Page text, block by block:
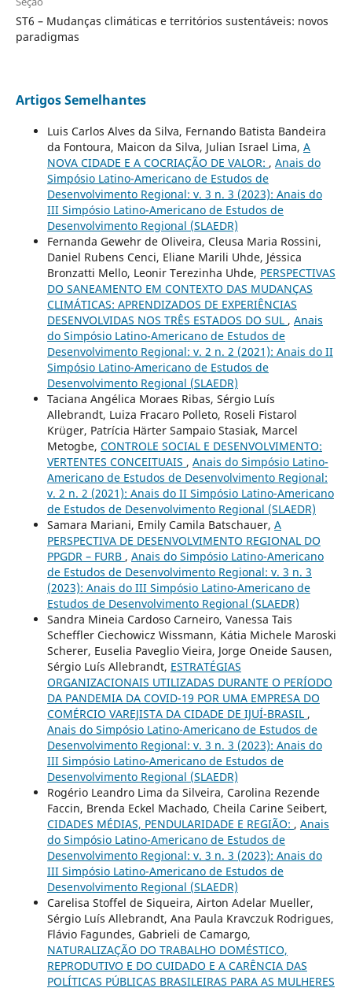
ST6 – Mudanças climáticas e territórios sustentáveis: novos
paradigmas
Artigos Semelhantes
Luis Carlos Alves da Silva, Fernando Batista Bandeira
da Fontoura, Maicon da Silva, Julian Israel Lima, A
NOVA CIDADE E A COCRIAÇÃO DE VALOR: , Anais do
Simpósio Latino-Americano de Estudos de
Desenvolvimento Regional: v. 3 n. 3 (2023): Anais do
III Simpósio Latino-Americano de Estudos de
Desenvolvimento Regional (SLAEDR)
Fernanda Gewehr de Oliveira, Cleusa Maria Rossini,
Daniel Rubens Cenci, Eliane Marili Uhde, Jéssica
Bronzatti Mello, Leonir Terezinha Uhde, PERSPECTIVAS
DO SANEAMENTO EM CONTEXTO DAS MUDANÇAS
CLIMÁTICAS: APRENDIZADOS DE EXPERIÊNCIAS
DESENVOLVIDAS NOS TRÊS ESTADOS DO SUL , Anais
do Simpósio Latino-Americano de Estudos de
Desenvolvimento Regional: v. 2 n. 2 (2021): Anais do II
Simpósio Latino-Americano de Estudos de
Desenvolvimento Regional (SLAEDR)
Taciana Angélica Moraes Ribas, Sérgio Luís
Allebrandt, Luiza Fracaro Polleto, Roseli Fistarol
Krüger, Patrícia Härter Sampaio Stasiak, Marcel
Metogbe, CONTROLE SOCIAL E DESENVOLVIMENTO:
VERTENTES CONCEITUAIS , Anais do Simpósio Latino-
Americano de Estudos de Desenvolvimento Regional:
v. 2 n. 2 (2021): Anais do II Simpósio Latino-Americano
de Estudos de Desenvolvimento Regional (SLAEDR)
Samara Mariani, Emily Camila Batschauer, A
PERSPECTIVA DE DESENVOLVIMENTO REGIONAL DO
PPGDR – FURB , Anais do Simpósio Latino-Americano
de Estudos de Desenvolvimento Regional: v. 3 n. 3
(2023): Anais do III Simpósio Latino-Americano de
Estudos de Desenvolvimento Regional (SLAEDR)
Sandra Mineia Cardoso Carneiro, Vanessa Tais
Scheffler Ciechowicz Wissmann, Kátia Michele Maroski
Scherer, Euselia Paveglio Vieira, Jorge Oneide Sausen,
Sérgio Luís Allebrandt, ESTRATÉGIAS
ORGANIZACIONAIS UTILIZADAS DURANTE O PERÍODO
DA PANDEMIA DA COVID-19 POR UMA EMPRESA DO
COMÉRCIO VAREJISTA DA CIDADE DE IJUÍ-BRASIL ,
Anais do Simpósio Latino-Americano de Estudos de
Desenvolvimento Regional: v. 3 n. 3 (2023): Anais do
III Simpósio Latino-Americano de Estudos de
Desenvolvimento Regional (SLAEDR)
Rogério Leandro Lima da Silveira, Carolina Rezende
Faccin, Brenda Eckel Machado, Cheila Carine Seibert,
CIDADES MÉDIAS, PENDULARIDADE E REGIÃO: , Anais
do Simpósio Latino-Americano de Estudos de
Desenvolvimento Regional: v. 3 n. 3 (2023): Anais do
III Simpósio Latino-Americano de Estudos de
Desenvolvimento Regional (SLAEDR)
Carelisa Stoffel de Siqueira, Airton Adelar Mueller,
Sérgio Luís Allebrandt, Ana Paula Kravczuk Rodrigues,
Flávio Fagundes, Gabrieli de Camargo,
NATURALIZAÇÃO DO TRABALHO DOMÉSTICO,
REPRODUTIVO E DO CUIDADO E A CARÊNCIA DAS
POLÍTICAS PÚBLICAS BRASILEIRAS PARA AS MULHERES